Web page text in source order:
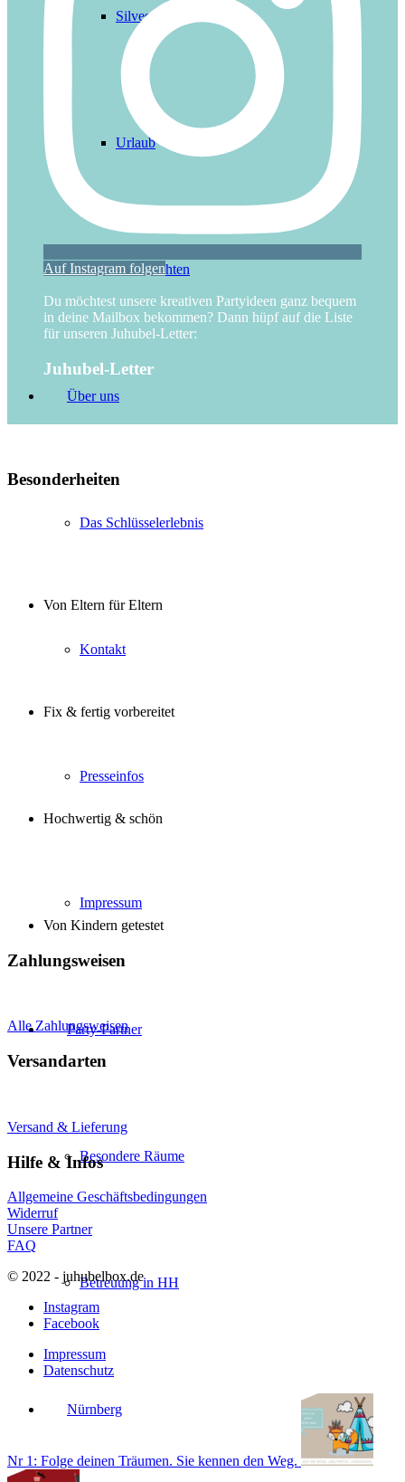
Silvester
Urlaub
Weihnachten
Über uns
Das Schlüsselerlebnis
Kontakt
Presseinfos
Impressum
Party-Partner
Besondere Räume
Betreuung in HH
Nürnberg
Auf Instagram folgen
Du möchtest unsere kreativen Partyideen ganz bequem
in deine Mailbox bekommen? Dann hüpf auf die Liste
für unseren Juhubel-Letter:
Juhubel-Letter
Besonderheiten
Von Eltern für Eltern
Fix & fertig vorbereitet
Hochwertig & schön
Von Kindern getestet
Zahlungsweisen
Alle Zahlungsweisen
Versandarten
Versand & Lieferung
Hilfe & Infos
Allgemeine Geschäftsbedingungen
Widerruf
Unsere Partner
FAQ
© 2022 - juhubelbox.de
Instagram
Facebook
Impressum
Datenschutz
Nr 1: Folge deinen Träumen. Sie kennen den Weg.